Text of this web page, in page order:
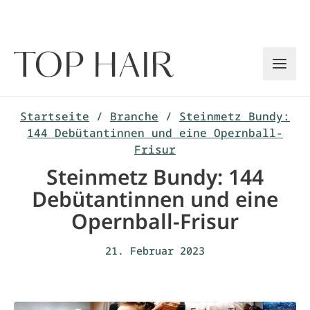
Startseite / Branche / Steinmetz Bundy:
144 Debütantinnen und eine Opernball-
Frisur
Steinmetz Bundy: 144
Debütantinnen und eine
Opernball-Frisur
21. Februar 2023